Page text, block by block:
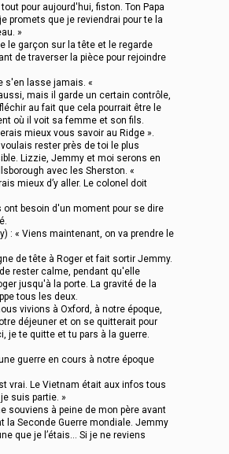
tout pour aujourd'hui, fiston. Ton Papa
promets que je reviendrai pour te la
»
le garçon sur la tête et le regarde
de traverser la pièce pour rejoindre
s'en lasse jamais. «
mais il garde un certain contrôle,
au fait que cela pourrait être le
où il voit sa femme et son fils.
mieux vous savoir au Ridge ».
voulais rester près de toi le plus
Lizzie, Jemmy et moi serons en
avec les Sherston. «
mieux d’y aller. Le colonel doit
ont besoin d'un moment pour se dire
: « Viens maintenant, on va prendre le
de tête à Roger et fait sortir Jemmy.
rester calme, pendant qu'elle
jusqu'à la porte. La gravité de la
tous les deux.
vivions à Oxford, à notre époque,
déjeuner et on se quitterait pour
je te quitte et tu pars à la guerre.
une guerre en cours à notre époque
vrai. Le Vietnam était aux infos tous
suis partie. »
souviens à peine de mon père avant
la Seconde Guerre mondiale. Jemmy
que je l’étais… Si je ne reviens